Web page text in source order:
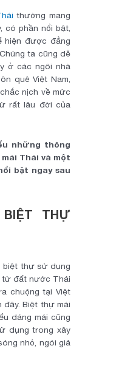
thường mang
có phần nổi bật,
hiện được đẳng
ta cũng dễ
ở các ngôi nhà
quê Việt Nam,
nịch về mức
rất lâu đời của
những thông
Thái và một
bật ngay sau
THỰ
biệt thự sử dụng
từ đất nước Thái
chuộng tại Việt
đây. Biệt thự mái
dáng mái cũng
dụng trong xây
nhỏ, ngói giả